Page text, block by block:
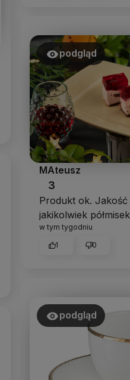
podgląd
MAteusz
3
Produkt ok. Jakość
jakikolwiek
w tym tygodniu
1 0
podgląd